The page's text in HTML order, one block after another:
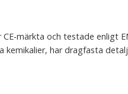
märkta och testade enligt
kemikalier, har dragfasta